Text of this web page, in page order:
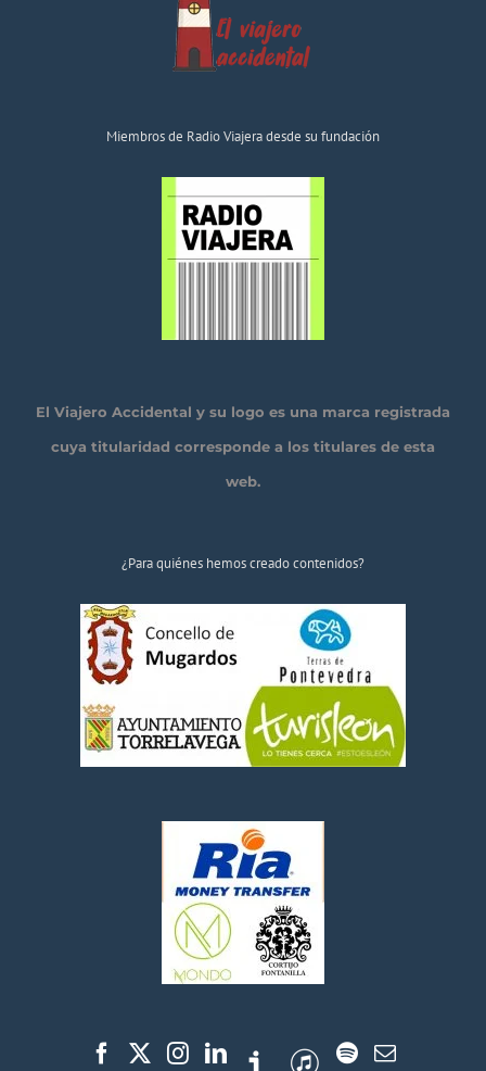
Miembros de Radio Viajera desde su fundación
El Viajero Accidental y su logo es una marca registrada
cuya titularidad corresponde a los titulares de esta
web.
¿Para quiénes hemos creado contenidos?